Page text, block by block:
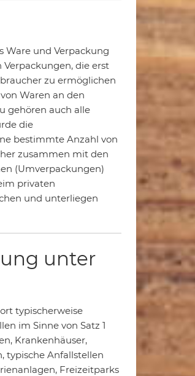
Ware und Verpackung
die erst
zu ermöglichen
Waren an den
gehören auch alle
die
bestimmte Anzahl von
zusammen mit den
(Umverpackungen)
privaten
und unterliegen
unter
typischerweise
im Sinne von Satz 1
Krankenhäuser,
typische Anfallstellen
Freizeitparks